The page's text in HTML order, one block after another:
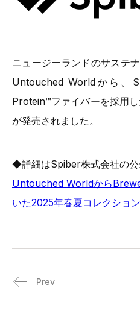
ニュージーランドのサステ
Untouched Worldから、
Protein™ファイバーを採用
が発売されました。
◆詳細はSpiber株式会社の公
Untouched Worldから
いた2025年春夏コレクショ
Prev